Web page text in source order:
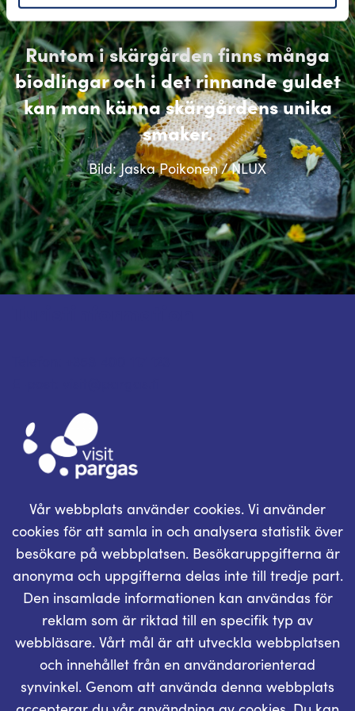
Runtom i skärgården finns många
biodlingar och i det rinnande guldet
kan man känna skärgårdens unika
smaker.
Bild: Jaska Poikonen / NLUX
Vår webbplats använder cookies. Vi använder
cookies för att samla in och analysera statistik över
besökare på webbplatsen. Besökaruppgifterna är
anonyma och uppgifterna delas inte till tredje part.
Den insamlade informationen kan användas för
reklam som är riktad till en specifik typ av
webbläsare. Vårt mål är att utveckla webbplatsen
och innehållet från en användarorienterad
synvinkel. Genom att använda denna webbplats